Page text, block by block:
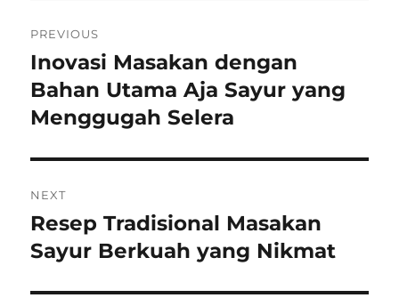
navigation
PREVIOUS
Previous
post:
Inovasi Masakan dengan
Bahan Utama Aja Sayur yang
Menggugah Selera
NEXT
Next
post:
Resep Tradisional Masakan
Sayur Berkuah yang Nikmat